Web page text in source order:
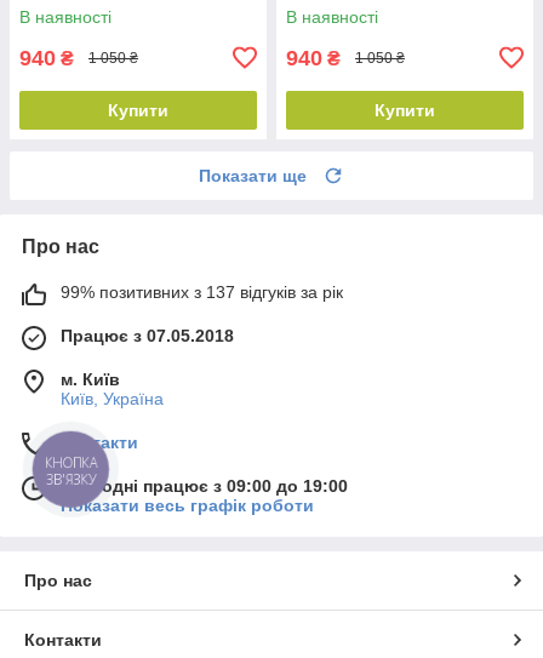
В наявності
940 ₴ 1 050 ₴
Купити
В наявності
940 ₴ 1 050 ₴
Купити
Показати ще
Про нас
99% позитивних з 137 відгуків за рік
Працює з 07.05.2018
м. Київ
Київ, Україна
Контакти
Сьогодні працює з 09:00 до 19:00
Показати весь графік роботи
Про нас
Контакти
КНОПКА
ЗВ'ЯЗКУ